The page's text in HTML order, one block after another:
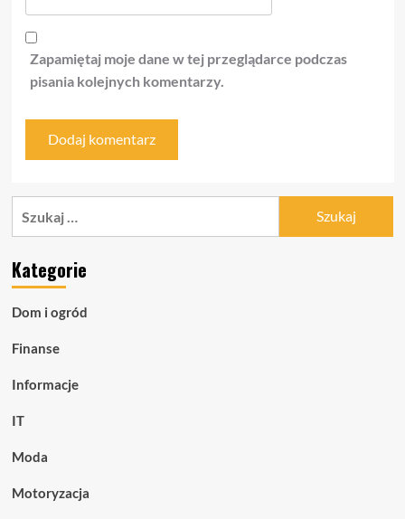
Zapamiętaj moje dane w tej przeglądarce podczas
pisania kolejnych komentarzy.
Kategorie
Dom i ogród
Finanse
Informacje
IT
Moda
Motoryzacja